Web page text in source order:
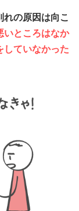
の原因は向こ
いところはなか
していなかった